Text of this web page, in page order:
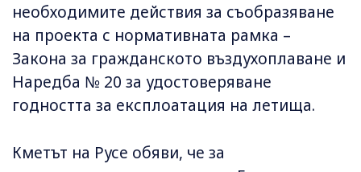
необходимите действия за съобразяване
на проекта с нормативната рамка –
Закона за гражданското въздухоплаване и
Наредба № 20 за удостоверяване
годността за експлоатация на летища.
Кметът на Русе обяви, че за